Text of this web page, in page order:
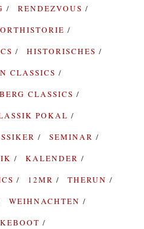
RENDEZVOUS
HISTORISCHES
CLASSICS
CLASSICS
POKAL
SEMINAR
KALENDER
12MR
THERUN
WEIHNACHTEN